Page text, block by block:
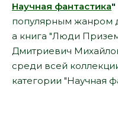
Научная фантастика"
популярным жанром
а книга "Люди
Дмитриевич
среди всей
категории "Научная